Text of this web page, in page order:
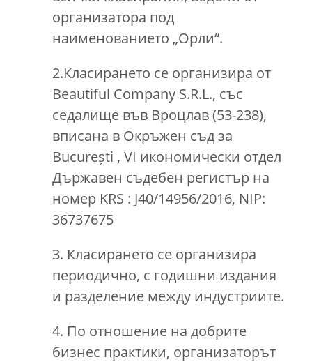
организатора под
наименованието „Орли“.
2.Класирането се организира от
Beautiful Company S.R.L., със
седалище във Вроцлав (53-238),
вписана в Окръжен съд за
București , VI икономически отдел
Държавен съдебен регистър на
номер KRS : J40/14956/2016, NIP:
36737675
3. Класирането се организира
периодично, с годишни издания
и разделение между индустриите.
4. По отношение на добрите
бизнес практики, организаторът